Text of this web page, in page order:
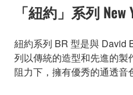
「紐約」系列 New
紐約系列 BR 型是與 David
列以傳統的造型和先進的製
阻力下，擁有優秀的通透音